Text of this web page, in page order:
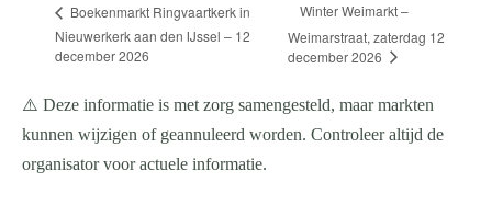
Boekenmarkt Ringvaartkerk in
Nieuwerkerk aan den IJssel – 12
december 2026
Winter Weimarkt –
Weimarstraat, zaterdag 12
december 2026
⚠️ Deze informatie is met zorg samengesteld, maar markten
kunnen wijzigen of geannuleerd worden. Controleer altijd de
organisator voor actuele informatie.